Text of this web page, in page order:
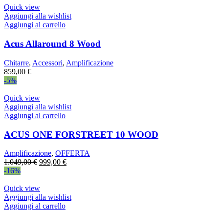
Quick view
Aggiungi alla wishlist
Aggiungi al carrello
Acus Allaround 8 Wood
Chitarre, Accessori, Amplificazione
859,00 €
-5%
Quick view
Aggiungi alla wishlist
Aggiungi al carrello
ACUS ONE FORSTREET 10 WOOD
Amplificazione, OFFERTA
1.049,00€ Il
era:
1.049,00 €.
999,00 €Il
999,00 €.
-16%
Quick view
Aggiungi alla wishlist
Aggiungi al carrello